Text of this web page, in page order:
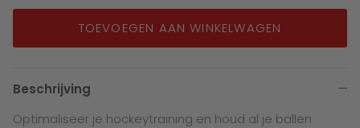
TOEVOEGEN AAN WINKELWAGEN
Beschrijving
Optimaliseer je hockeytraining en houd al je ballen